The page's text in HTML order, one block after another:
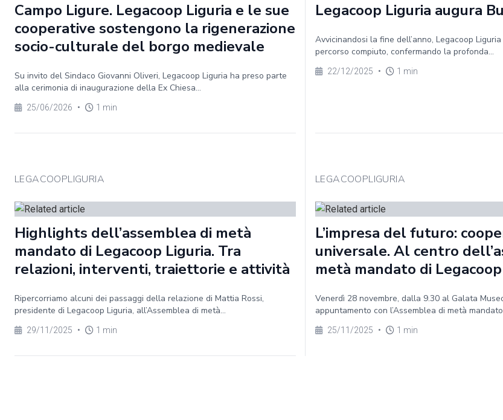
Campo Ligure. Legacoop Liguria e le sue
cooperative sostengono la rigenerazione
socio-culturale del borgo medievale
Su invito del Sindaco Giovanni Oliveri, Legacoop Liguria ha preso parte
alla cerimonia di inaugurazione della Ex Chiesa...
25/06/2026 • 1 min
Legacoop Liguria augura
Avvicinandosi la fine dell’anno, Legacoop
percorso compiuto, confermando la profonda...
22/12/2025 • 1 min
LEGACOOPLIGURIA
Highlights dell’assemblea di metà
mandato di Legacoop Liguria. Tra
relazioni, interventi, traiettorie e attività
Ripercorriamo alcuni dei passaggi della relazione di Mattia Rossi,
presidente di Legacoop Liguria, all’Assemblea di metà...
29/11/2025 • 1 min
LEGACOOPLIGURIA
L’impresa del futuro:
universale. Al centro
metà mandato di
Venerdì 28 novembre, dalla 9.30 al Galata
appuntamento con l’Assemblea di metà
25/11/2025 • 1 min